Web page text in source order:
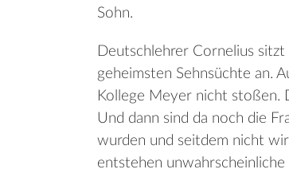
Sohn.
Deutschlehrer Cornelius
geheimsten Sehnsüchte an.
Kollege Meyer nicht stoßen.
Und dann sind da noch die
wurden und seitdem nicht
entstehen